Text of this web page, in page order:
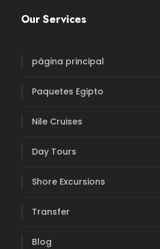
Our Services
página principal
Paquetes Egipto
Nile Cruises
Day Tours
Shore Excursions
Transfer
Blog